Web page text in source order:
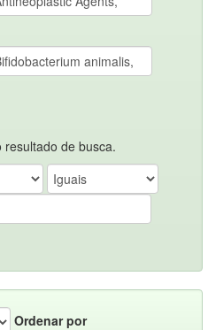
de busca.
Ordenar por